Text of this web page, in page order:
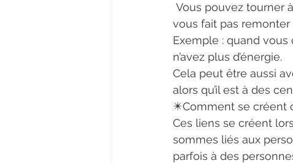
vous fait pas
Exemple : quand
n’avez plus d’énergie.
Cela peut être aussi
alors qu’il est à des
✴️Comment se créent
Ces liens se créent
sommes liés aux
parfois à des